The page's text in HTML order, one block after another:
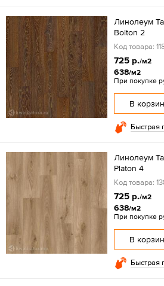
Линолеум
Bolton 2
Код товара:
725 р./м2
638/м2
При покупке
В
Быстрая
Линолеум
Platon 4
Код товара:
725 р./м2
638/м2
При покупке
В
Быстрая